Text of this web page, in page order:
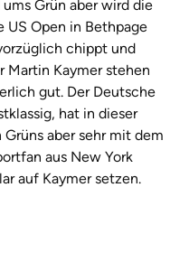
Grün aber wird die
US Open in Bethpage
chippt und
Martin Kaymer stehen
gut. Der Deutsche
hat in dieser
aber sehr mit dem
aus New York
auf Kaymer setzen.